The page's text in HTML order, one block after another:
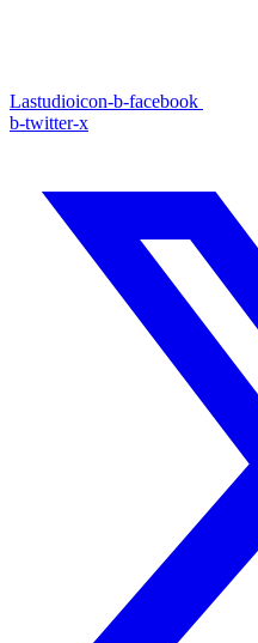
Lastudioicon-b-facebook
b-twitter-x